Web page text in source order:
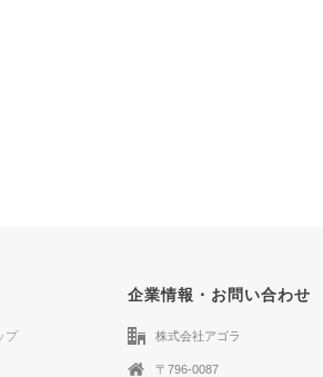
プ
企業情報・お問い合わせ
株式会社アゴラ
〒796-0087